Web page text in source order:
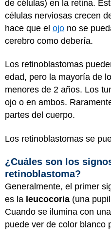
de células) en la retina.
células nerviosas crecen
hace que el ojo no se
cerebro como debería.
Los retinoblastomas
edad, pero la mayoría de
menores de 2 años. Los
ojo o en ambos.
partes del cuerpo.
Los retinoblastomas se
¿Cuáles son los
retinoblastoma?
Generalmente, el primer
es la leucocoria (una
Cuando se ilumina con
puede ver de color blanco